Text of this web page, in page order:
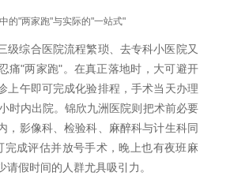
的"两家跑"与实际的"一站式"
级综合医院流程繁琐、去专科小医院又
痛"两家跑"。在真正落地时，大可避开
上午即可完成化验排程，手术当天办理
时内出院。锦欣九洲医院则把术前必要
，影像科、检验科、麻醉科与计生科同
完成评估并放号手术，晚上也有夜班麻
请假时间的人群尤具吸引力。